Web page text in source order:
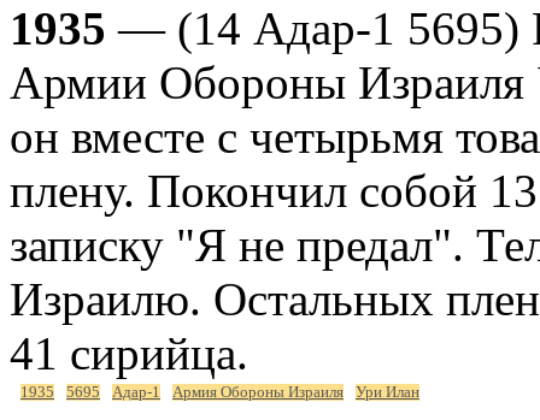
1935 — (14 Адар-1 5695)
Армии Обороны Израиля
он вместе с четырьмя
плену. Покончил собой
записку "Я не предал".
Израилю. Остальных
41 сирийца.
1935 5695 Адар-1 Армия Обороны Израиля Ури Илан